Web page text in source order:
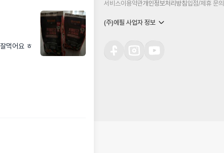
먹어요 ㅎ
서비스이용약관개인정보처리방침입점/제휴 문의
(주)에필 사업자 정보